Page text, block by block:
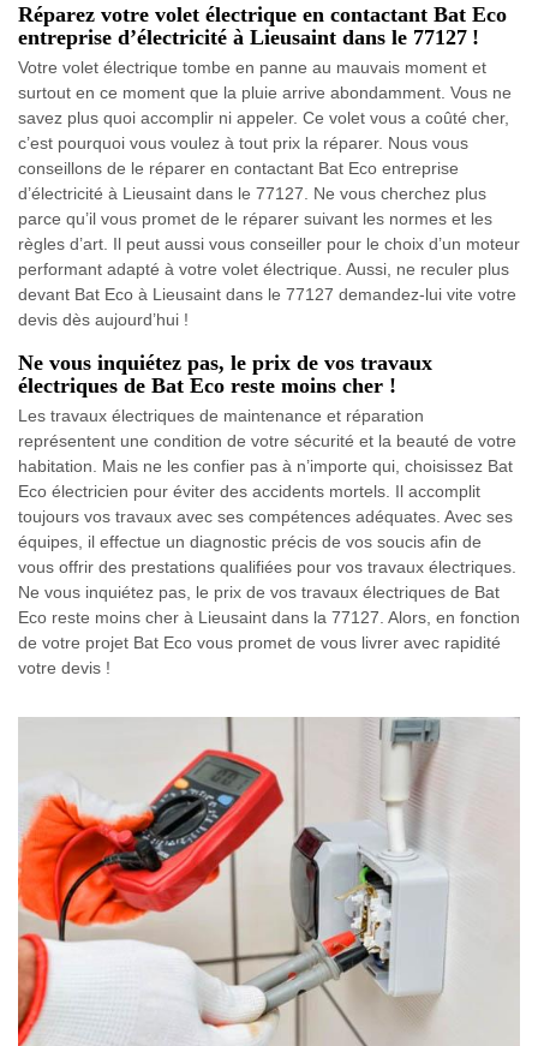
Réparez votre volet électrique en contactant Bat Eco
entreprise d’électricité à Lieusaint dans le 77127 !
Votre volet électrique tombe en panne au mauvais moment et
surtout en ce moment que la pluie arrive abondamment. Vous ne
savez plus quoi accomplir ni appeler. Ce volet vous a coûté cher,
c’est pourquoi vous voulez à tout prix la réparer. Nous vous
conseillons de le réparer en contactant Bat Eco entreprise
d’électricité à Lieusaint dans le 77127. Ne vous cherchez plus
parce qu’il vous promet de le réparer suivant les normes et les
règles d’art. Il peut aussi vous conseiller pour le choix d’un moteur
performant adapté à votre volet électrique. Aussi, ne reculer plus
devant Bat Eco à Lieusaint dans le 77127 demandez-lui vite votre
devis dès aujourd’hui !
Ne vous inquiétez pas, le prix de vos travaux
électriques de Bat Eco reste moins cher !
Les travaux électriques de maintenance et réparation
représentent une condition de votre sécurité et la beauté de votre
habitation. Mais ne les confier pas à n’importe qui, choisissez Bat
Eco électricien pour éviter des accidents mortels. Il accomplit
toujours vos travaux avec ses compétences adéquates. Avec ses
équipes, il effectue un diagnostic précis de vos soucis afin de
vous offrir des prestations qualifiées pour vos travaux électriques.
Ne vous inquiétez pas, le prix de vos travaux électriques de Bat
Eco reste moins cher à Lieusaint dans la 77127. Alors, en fonction
de votre projet Bat Eco vous promet de vous livrer avec rapidité
votre devis !